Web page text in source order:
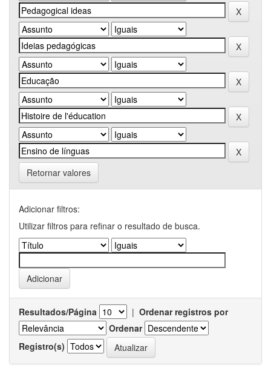
Retornar valores
Adicionar filtros:
Utilizar filtros para refinar o resultado de busca.
Resultados/Página | Ordenar registros por
Ordenar
Registro(s)